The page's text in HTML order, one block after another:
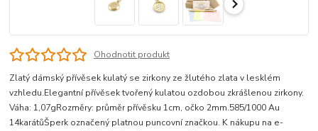
Ohodnotit produkt
Zlatý dámský přívěsek kulatý se zirkony ze žlutého zlata v lesklém
vzhledu.Elegantní přívěsek tvořený kulatou ozdobou zkrášlenou zirkony.
Váha: 1,07gRozměry: průměr přívěsku 1cm, očko 2mm.585/1000 Au
14karátůŠperk označený platnou puncovní značkou. K nákupu na e-